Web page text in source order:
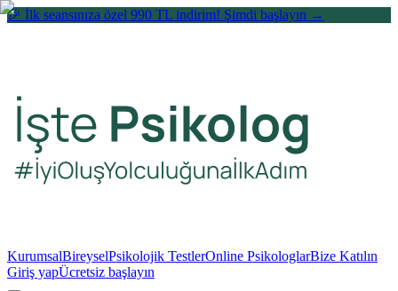
🎉 İlk seansınıza özel 990 TL indirim! Şimdi başlayın →
KurumsalBireyselPsikolojik TestlerOnline PsikologlarBize Katılın
Giriş yapÜcretsiz başlayın